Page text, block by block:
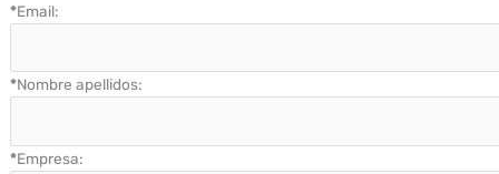
*Email:
*Nombre apellidos:
*Empresa: